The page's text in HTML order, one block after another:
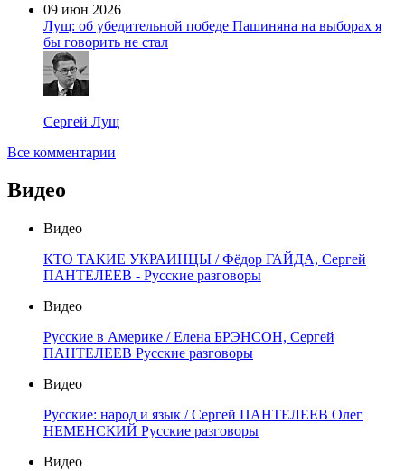
09 июн 2026
Лущ: об убедительной победе Пашиняна на выборах я
бы говорить не стал
Сергей Лущ
Все комментарии
Видео
Видео
КТО ТАКИЕ УКРАИНЦЫ / Фёдор ГАЙДА, Сергей
ПАНТЕЛЕЕВ - Русские разговоры
Видео
Русские в Америке / Елена БРЭНСОН, Сергей
ПАНТЕЛЕЕВ Русские разговоры
Видео
Русские: народ и язык / Сергей ПАНТЕЛЕЕВ Олег
НЕМЕНСКИЙ Русские разговоры
Видео